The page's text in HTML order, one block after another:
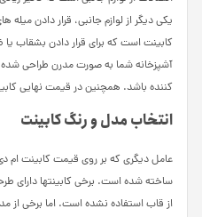
یکی دیگر از لوازم جانبی، قرار دادن
کابینت است که برای قرار دادن بشقاب
آشپزخانه شما به صورت مدرن طراحی شده
کننده باشد. همچنین در قیمت نهایی
انتخاب مدل و رنگ کابینت
عامل دیگری که بر روی قیمت کابینت ام
ساخته شده است. برخی کابینت­ها دارای